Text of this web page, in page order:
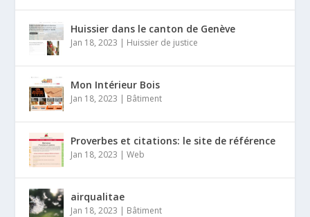
Huissier dans le canton de Genève
Jan 18, 2023 | Huissier de justice
Mon Intérieur Bois
Jan 18, 2023 | Bâtiment
Proverbes et citations: le site de référence
Jan 18, 2023 |Web
airqualitae
Jan 18, 2023 | Bâtiment